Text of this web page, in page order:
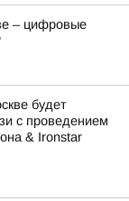
– цифровые
будет
с проведением
& Ironstar